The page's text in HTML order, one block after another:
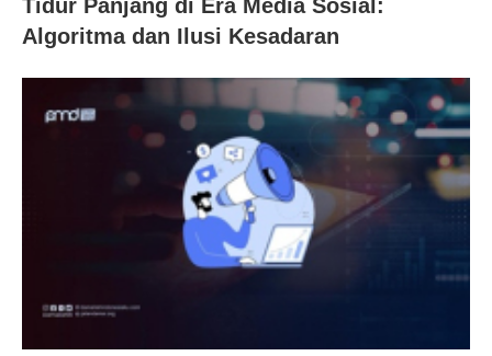
Tidur Panjang di Era Media Sosial:
Algoritma dan Ilusi Kesadaran